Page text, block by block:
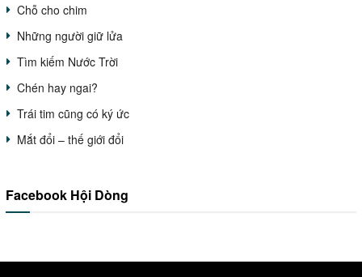
Chỗ cho chim
Những người giữ lửa
Tìm kiếm Nước Trời
Chén hay ngai?
Trái tim cũng có ký ức
Mắt đổi – thế giới đổi
Facebook Hội Dòng